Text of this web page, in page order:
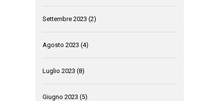
Settembre 2023 (2)
Agosto 2023 (4)
Luglio 2023 (8)
Giugno 2023 (5)